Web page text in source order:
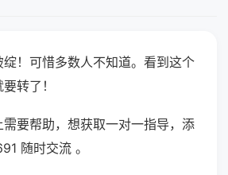
绽！可惜多数人不知道。看到这个
转了！
要帮助，想获取一对一指导，添
随时交流 。